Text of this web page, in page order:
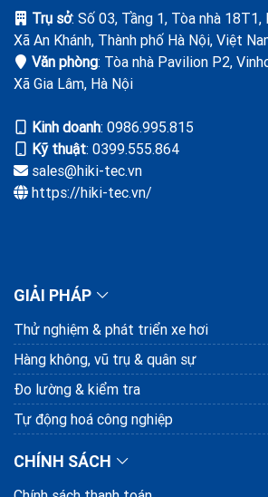
Trụ sở: Số 03, Tầng 1, Tòa nhà 18T1,
Xã An Khánh, Thành phố Hà Nội, Việt
Văn phòng: Tòa nhà Pavilion P2,
Xã Gia Lâm, Hà Nội
Kinh doanh: ‭0986.995.815
Kỹ thuật: 0399.555.864
sales@hiki-tec.vn
https://hiki-tec.vn/
GIẢI PHÁP
Thử nghiệm & phát triển xe hơi
Hàng không, vũ trụ & quân sự
Đo lường & kiểm tra
Tự động hoá công nghiệp
CHÍNH SÁCH